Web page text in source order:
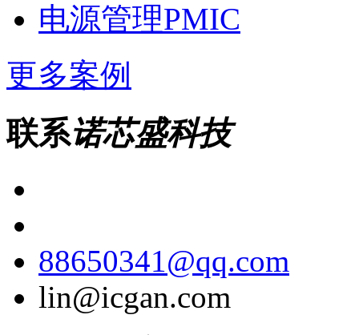
电源管理PMIC
更多案例
联系诺芯盛科技
88650341@qq.com
lin@icgan.com